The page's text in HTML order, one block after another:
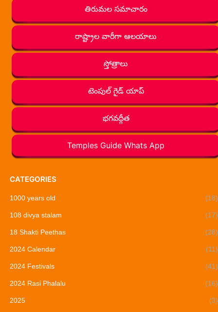
తిరుమల సమాచారం
రాష్ట్రాల వారీగా ఆలయాలు
స్తోత్రాలు
టెంపుల్ గైడ్ యాప్
భగవద్గీత
Temples Guide Whats App
CATEGORIES
1000 years old (18)
108 divya stalam (17)
18 Shakti Peethas (28)
2024 Calendar (11)
2024 Festivals (41)
2024 Rasi Phalalu (16)
2025 (3)